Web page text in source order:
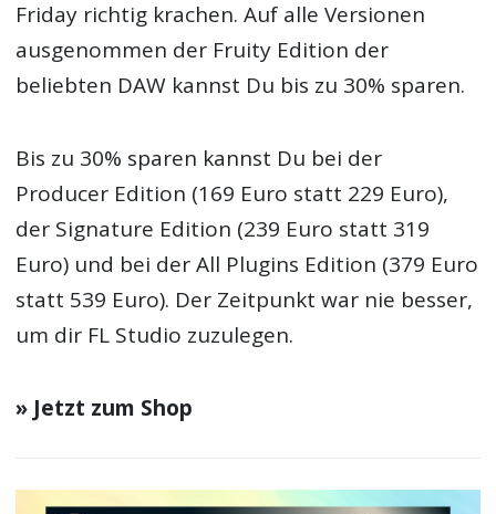
Friday richtig krachen. Auf alle Versionen
ausgenommen der Fruity Edition der
beliebten DAW kannst Du bis zu 30% sparen.
Bis zu 30% sparen kannst Du bei der
Producer Edition (169 Euro statt 229 Euro),
der Signature Edition (239 Euro statt 319
Euro) und bei der All Plugins Edition (379 Euro
statt 539 Euro). Der Zeitpunkt war nie besser,
um dir FL Studio zuzulegen.
» Jetzt zum Shop